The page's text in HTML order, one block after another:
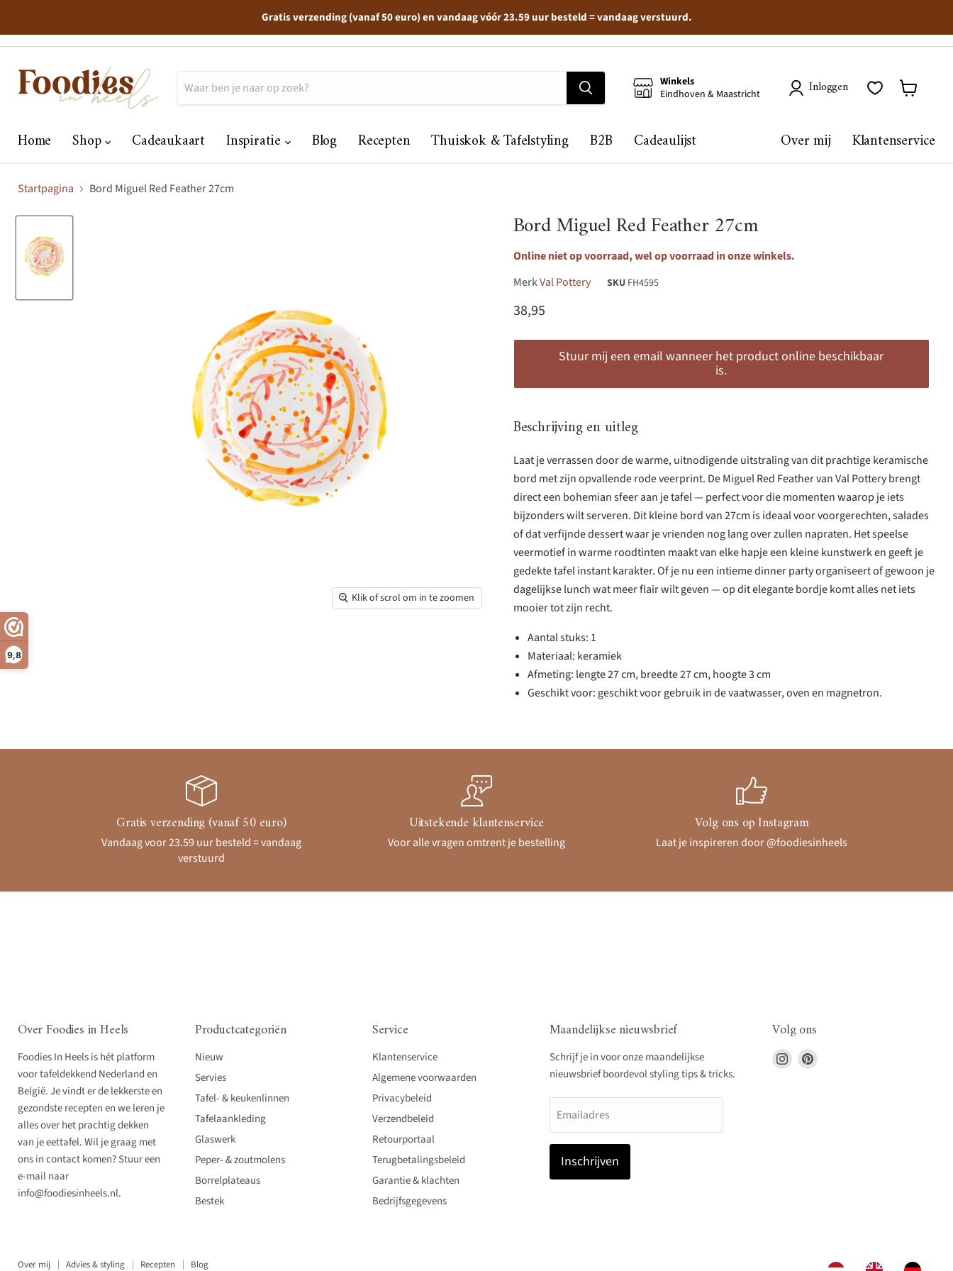
9,8
Gratis verzending (vanaf 50 euro) en vandaag vóór 23.59 uur besteld = vandaag verstuurd.
Winkels
Eindhoven & Maastricht
Inloggen
Home Shop Cadeaukaart Inspiratie Blog Recepten Thuiskok & Tafelstyling B2B Cadeaulijst Over mij Klantenservice
Startpagina Bord Miguel Red Feather 27cm
Klik of scrol om in te zoomen
Bord Miguel Red Feather 27cm
Online niet op voorraad, wel op voorraad in onze winkels.
MerkVal Pottery SKU FH4595
Huidige prijs
38,95
Stuur mij een email wanneer het product online beschikbaar
is.
Beschrijving en uitleg
Laat je verrassen door de warme, uitnodigende uitstraling van dit prachtige keramische
bord met zijn opvallende rode veerprint. De Miguel Red Feather van Val Pottery brengt
direct een bohemian sfeer aan je tafel — perfect voor die momenten waarop je iets
bijzonders wilt serveren. Dit kleine bord van 27cm is ideaal voor voorgerechten, salades
of dat verfijnde dessert waar je vrienden nog lang over zullen napraten. Het speelse
veermotief in warme roodtinten maakt van elke hapje een kleine kunstwerk en geeft je
gedekte tafel instant karakter. Of je nu een intieme dinner party organiseert of gewoon je
dagelijkse lunch wat meer flair wilt geven — op dit elegante bordje komt alles net iets
mooier tot zijn recht.
Aantal stuks: 1
Materiaal: keramiek
Afmeting: lengte 27 cm, breedte 27 cm, hoogte 3 cm
Geschikt voor: geschikt voor gebruik in de vaatwasser, oven en magnetron.
Gratis verzending (vanaf 50 euro)
Vandaag voor 23.59 uur besteld = vandaag
verstuurd
Uitstekende klantenservice
Voor alle vragen omtrent je bestelling
Volg ons op Instagram
Laat je inspireren door @foodiesinheels
Over Foodies in Heels
Foodies In Heels is hét platform
voor tafeldekkend Nederland en
België. Je vindt er de lekkerste en
gezondste recepten en we leren je
alles over het prachtig dekken
van je eettafel. Wil je graag met
ons in contact komen? Stuur een
e-mail naar
info@foodiesinheels.nl.
Productcategoriën
Nieuw
Servies
Tafel- & keukenlinnen
Tafelaankleding
Glaswerk
Peper- & zoutmolens
Borrelplateaus
Bestek
Service
Klantenservice
Algemene voorwaarden
Privacybeleid
Verzendbeleid
Retourportaal
Terugbetalingsbeleid
Garantie & klachten
Bedrijfsgegevens
Maandelijkse nieuwsbrief
Schrijf je in voor onze maandelijkse
nieuwsbrief boordevol styling tips & tricks.
Emailadres
Inschrijven
Volg ons
Vind
ons
Vind
Over mij Advies & styling Recepten Blog